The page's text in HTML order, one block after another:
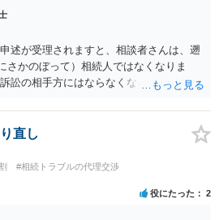
述が受理されますと、相談者さんは、遡
さかのぼって）相続人ではなくなりま
訟の相手方にはならなくなるので（明け
、コピーを答弁書に添えて裁判所に提出
て 請求棄却を求める答弁書を提出すれ
要がありません。その日は差支え（用事
載で十分です。 質問３について 弁護士で
出の必要は無いと思います。郵送（期
です。 詳細は、書面記載の裁判所書記官
上、ご参考まで。
直し
#相続トラブルの代理交渉
役にたった 2